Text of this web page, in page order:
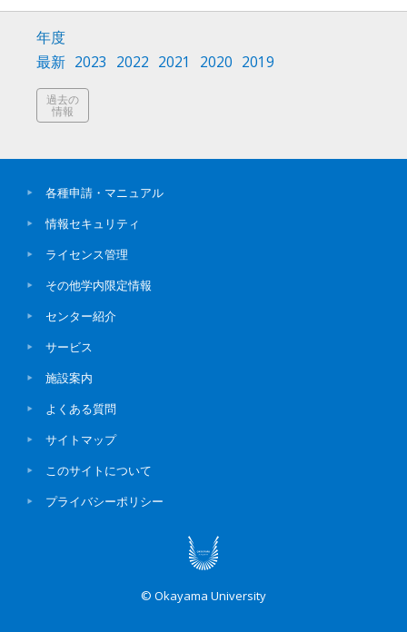
年度
最新 2023 2022 2021 2020 2019
過去の
情報
各種申請・マニュアル
情報セキュリティ
ライセンス管理
その他学内限定情報
センター紹介
サービス
施設案内
よくある質問
サイトマップ
このサイトについて
プライバシーポリシー
© Okayama University